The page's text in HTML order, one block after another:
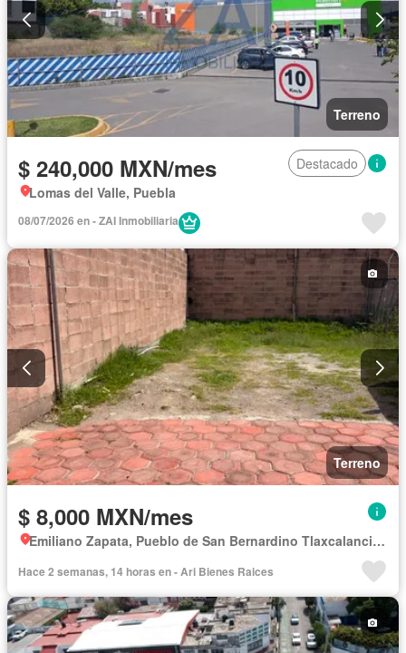
Terreno
$ 240,000 MXN/mes
Destacado
Lomas del Valle, Puebla
08/07/2026 en - ZAI Inmobiliaria
Terreno
$ 8,000 MXN/mes
Emiliano Zapata, Pueblo de San Bernardino Tlaxcalancingo
Hace 2 semanas, 14 horas en - Ari Bienes Raices